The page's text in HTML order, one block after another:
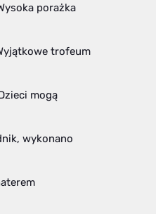
porażka
trofeum
mogą
wykonano